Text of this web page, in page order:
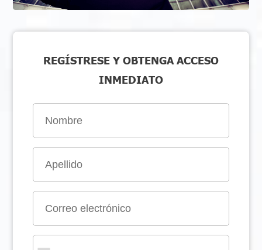
REGÍSTRESE Y OBTENGA ACCESO
INMEDIATO